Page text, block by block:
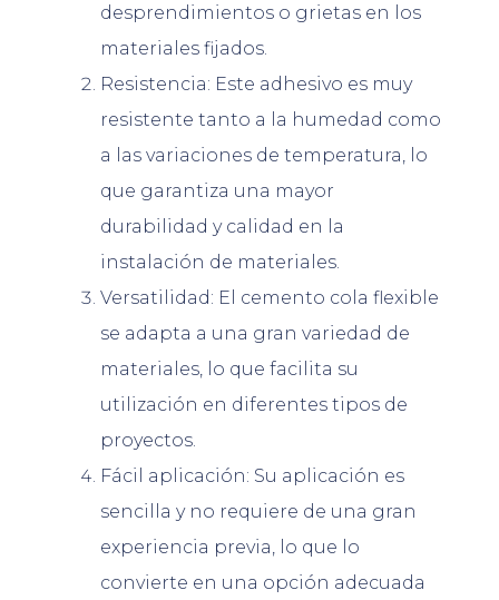
desprendimientos o grietas en los
materiales fijados.
Resistencia: Este adhesivo es muy
resistente tanto a la humedad como
a las variaciones de temperatura, lo
que garantiza una mayor
durabilidad y calidad en la
instalación de materiales.
Versatilidad: El cemento cola flexible
se adapta a una gran variedad de
materiales, lo que facilita su
utilización en diferentes tipos de
proyectos.
Fácil aplicación: Su aplicación es
sencilla y no requiere de una gran
experiencia previa, lo que lo
convierte en una opción adecuada